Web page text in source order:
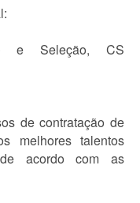
e Seleção, CS
de contratação de
melhores talentos
acordo com as